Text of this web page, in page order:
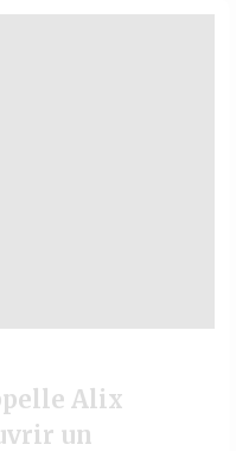
Alix
un